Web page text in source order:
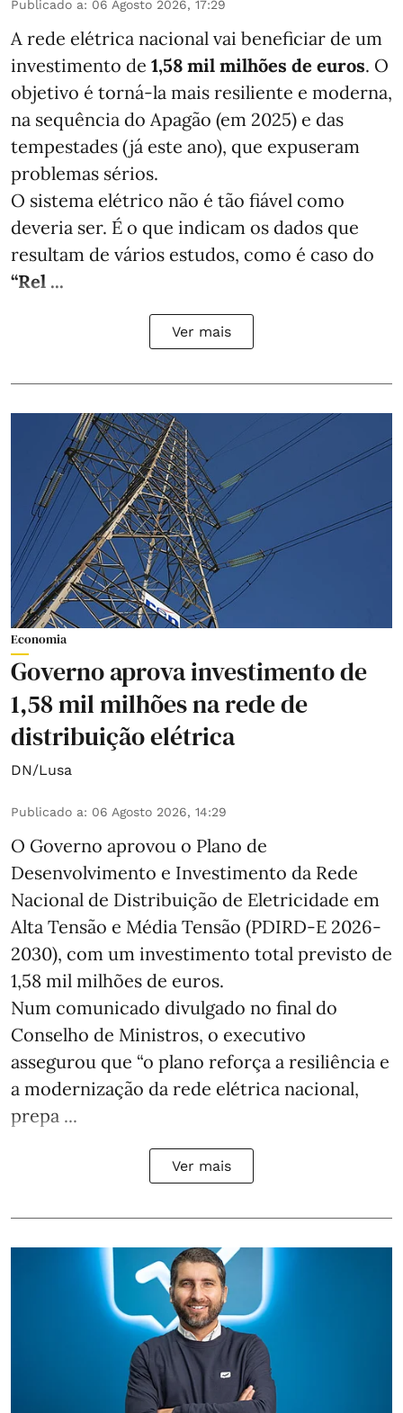
Publicado a: 06 Agosto 2026, 17:29
A rede elétrica nacional vai beneficiar de um
investimento de 1,58 mil milhões de euros. O
objetivo é torná-la mais resiliente e moderna,
na sequência do Apagão (em 2025) e das
tempestades (já este ano), que expuseram
problemas sérios.
O sistema elétrico não é tão fiável como
deveria ser. É o que indicam os dados que
resultam de vários estudos, como é caso do
“Rel ...
Ver mais
Economia
Governo aprova investimento de
1,58 mil milhões na rede de
distribuição elétrica
DN/Lusa
Publicado a: 06 Agosto 2026, 14:29
O Governo aprovou o Plano de
Desenvolvimento e Investimento da Rede
Nacional de Distribuição de Eletricidade em
Alta Tensão e Média Tensão (PDIRD-E 2026-
2030), com um investimento total previsto de
1,58 mil milhões de euros.
Num comunicado divulgado no final do
Conselho de Ministros, o executivo
assegurou que “o plano reforça a resiliência e
a modernização da rede elétrica nacional,
prepa ...
Ver mais